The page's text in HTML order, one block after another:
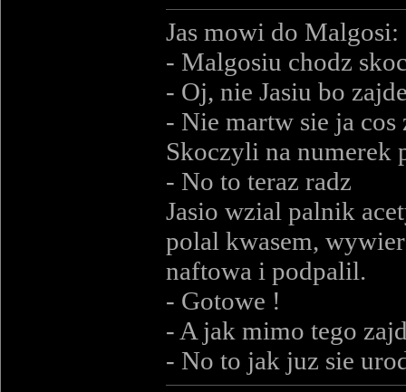
Jas mowi do Malgosi:
- Malgosiu chodz
- Oj, nie Jasiu bo
- Nie martw sie ja cos
Skoczyli na numerek
- No to teraz radz
Jasio wzial palnik
polal kwasem,
naftowa i podpalil.
- Gotowe !
- A jak mimo tego
- No to jak juz sie